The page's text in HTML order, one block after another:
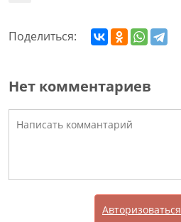
Поделиться:
Нет комментариев
Авторизоваться